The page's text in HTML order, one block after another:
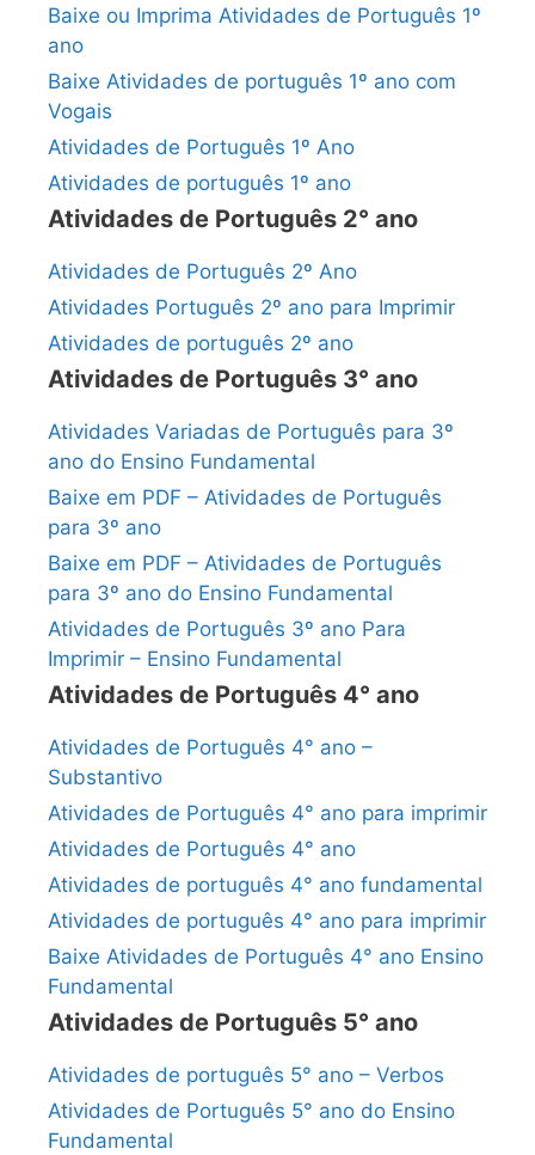
Baixe ou Imprima Atividades de Português 1º
ano
Baixe Atividades de português 1º ano com
Vogais
Atividades de Português 1º Ano
Atividades de português 1º ano
Atividades de Português 2° ano
Atividades de Português 2º Ano
Atividades Português 2º ano para Imprimir
Atividades de português 2º ano
Atividades de Português 3° ano
Atividades Variadas de Português para 3º
ano do Ensino Fundamental
Baixe em PDF – Atividades de Português
para 3º ano
Baixe em PDF – Atividades de Português
para 3º ano do Ensino Fundamental
Atividades de Português 3º ano Para
Imprimir – Ensino Fundamental
Atividades de Português 4° ano
Atividades de Português 4° ano –
Substantivo
Atividades de Português 4° ano para imprimir
Atividades de Português 4° ano
Atividades de português 4° ano fundamental
Atividades de português 4° ano para imprimir
Baixe Atividades de Português 4° ano Ensino
Fundamental
Atividades de Português 5° ano
Atividades de português 5° ano – Verbos
Atividades de Português 5° ano do Ensino
Fundamental